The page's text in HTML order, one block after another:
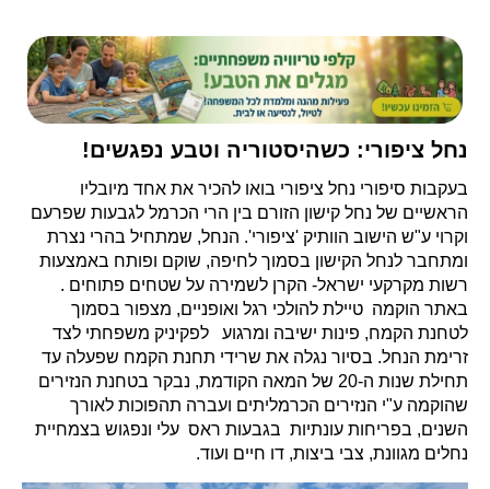
נחל ציפורי: כשהיסטוריה וטבע נפגשים!
בעקבות סיפורי נחל ציפורי בואו להכיר את אחד מיובליו
הראשיים של נחל קישון הזורם בין הרי הכרמל לגבעות שפרעם
וקרוי ע"ש הישוב הוותיק 'ציפורי'. הנחל, שמתחיל בהרי נצרת
ומתחבר לנחל הקישון בסמוך לחיפה, שוקם ופותח באמצעות
רשות מקרקעי ישראל- הקרן לשמירה על שטחים פתוחים .
באתר הוקמה טיילת להולכי רגל ואופניים, מצפור בסמוך
לטחנת הקמח, פינות ישיבה ומרגוע לפקיניק משפחתי לצד
זרימת הנחל. בסיור נגלה את שרידי תחנת הקמח שפעלה עד
תחילת שנות ה-20 של המאה הקודמת, נבקר בטחנת הנזירים
שהוקמה ע"י הנזירים הכרמליתים ועברה תהפוכות לאורך
השנים, בפריחות עונתיות בגבעות ראס עלי ונפגוש בצמחיית
נחלים מגוונת, צבי ביצות, דו חיים ועוד.